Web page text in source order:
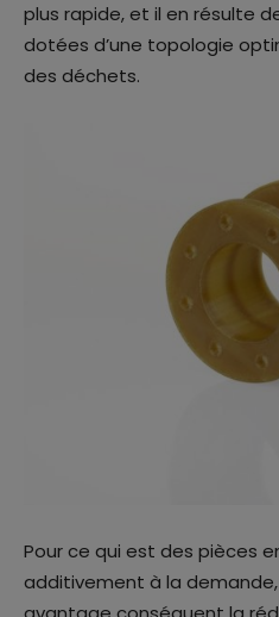
plus rapide, et il en résulte
dotées d’une topologie
des déchets.
Pour ce qui est des pièces
additivement à la